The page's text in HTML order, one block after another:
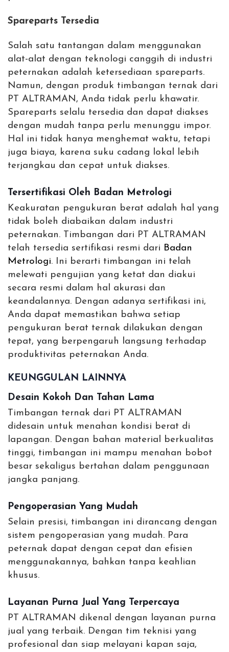
Spareparts Tersedia
Salah satu tantangan dalam menggunakan
alat-alat dengan teknologi canggih di industri
peternakan adalah ketersediaan spareparts.
Namun, dengan produk timbangan ternak dari
PT ALTRAMAN, Anda tidak perlu khawatir.
Spareparts selalu tersedia dan dapat diakses
dengan mudah tanpa perlu menunggu impor.
Hal ini tidak hanya menghemat waktu, tetapi
juga biaya, karena suku cadang lokal lebih
terjangkau dan cepat untuk diakses.
Tersertifikasi Oleh Badan Metrologi
Keakuratan pengukuran berat adalah hal yang
tidak boleh diabaikan dalam industri
peternakan. Timbangan dari PT ALTRAMAN
telah tersedia sertifikasi resmi dari Badan
Metrologi. Ini berarti timbangan ini telah
melewati pengujian yang ketat dan diakui
secara resmi dalam hal akurasi dan
keandalannya. Dengan adanya sertifikasi ini,
Anda dapat memastikan bahwa setiap
pengukuran berat ternak dilakukan dengan
tepat, yang berpengaruh langsung terhadap
produktivitas peternakan Anda.
KEUNGGULAN LAINNYA
Desain Kokoh Dan Tahan Lama
Timbangan ternak dari PT ALTRAMAN
didesain untuk menahan kondisi berat di
lapangan. Dengan bahan material berkualitas
tinggi, timbangan ini mampu menahan bobot
besar sekaligus bertahan dalam penggunaan
jangka panjang.
Pengoperasian Yang Mudah
Selain presisi, timbangan ini dirancang dengan
sistem pengoperasian yang mudah. Para
peternak dapat dengan cepat dan efisien
menggunakannya, bahkan tanpa keahlian
khusus.
Layanan Purna Jual Yang Terpercaya
PT ALTRAMAN dikenal dengan layanan purna
jual yang terbaik. Dengan tim teknisi yang
profesional dan siap melayani kapan saja,